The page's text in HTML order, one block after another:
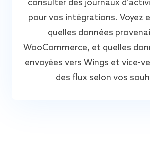
consulter des journaux
pour vos intégrations. Voyez
quelles données
WooCommerce, et quelles
envoyées vers Wings et vice-
des flux selon vos